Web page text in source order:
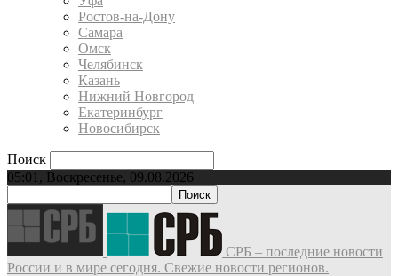
Ростов-на-Дону
Самара
Омск
Челябинск
Казань
Нижний Новгород
Екатеринбург
Новосибирск
Поиск
05:01, Воскресенье, 09.08.2026
СРБ – последние новости
России и в мире сегодня. Свежие новости регионов.